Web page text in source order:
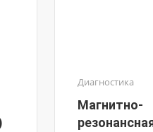
Диагностика
Магнитно-